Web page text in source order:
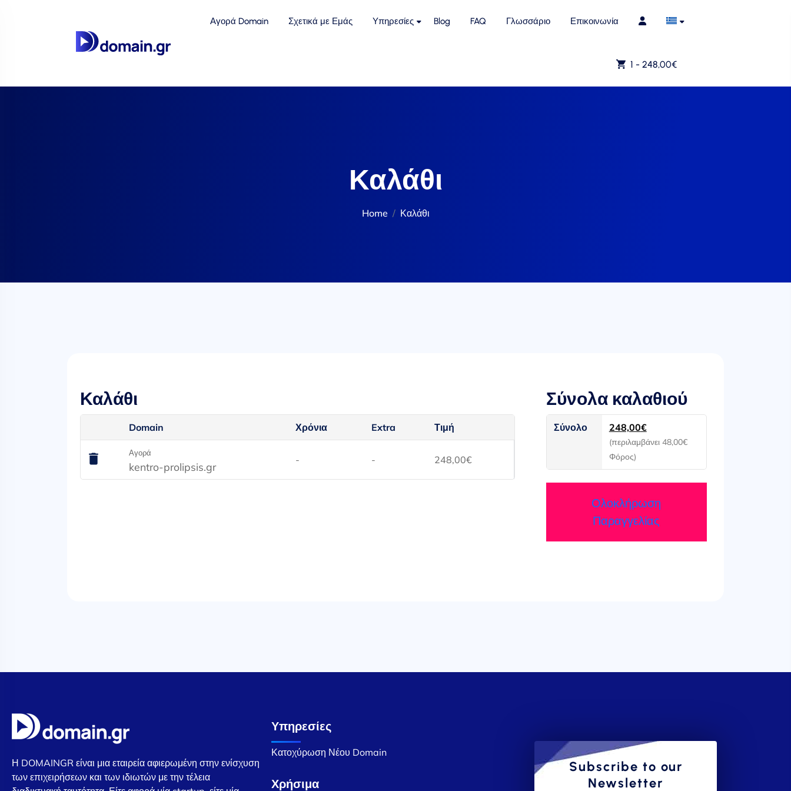
Αγορά Domain Σχετικά με Εμάς Υπηρεσίες Blog FAQ Γλωσσάριο Επικοινωνία
1 - 248,00€
Καλάθι
Home Καλάθι
Καλάθι
Domain Χρόνια Extra Τιμή
Αγορά
kentro-prolipsis.gr
- - 248,00€
Σύνολα καλαθιού
Σύνολο 248,00€
(περιλαμβάνει 48,00€
Φόρος)
Ολοκλήρωση
Παραγγελίας
Η DOMAINGR είναι μια εταιρεία αφιερωμένη στην ενίσχυση
των επιχειρήσεων και των ιδιωτών με την τέλεια
Υπηρεσίες
Κατοχύρωση Νέου Domain
Χρήσιμα
Subscribe to our
Newsletter